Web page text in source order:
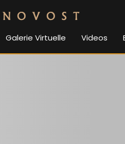
Galerie Virtuelle Videos